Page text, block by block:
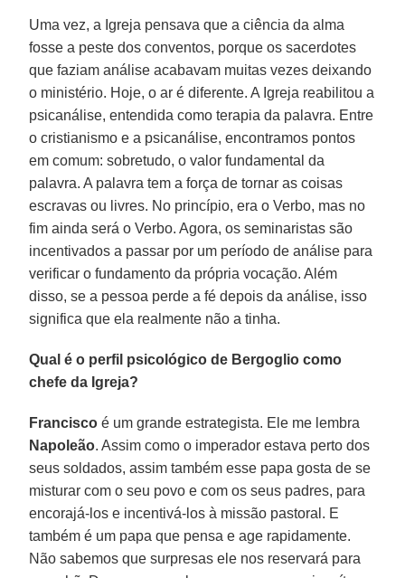
Uma vez, a Igreja pensava que a ciência da alma
fosse a peste dos conventos, porque os sacerdotes
que faziam análise acabavam muitas vezes deixando
o ministério. Hoje, o ar é diferente. A Igreja reabilitou a
psicanálise, entendida como terapia da palavra. Entre
o cristianismo e a psicanálise, encontramos pontos
em comum: sobretudo, o valor fundamental da
palavra. A palavra tem a força de tornar as coisas
escravas ou livres. No princípio, era o Verbo, mas no
fim ainda será o Verbo. Agora, os seminaristas são
incentivados a passar por um período de análise para
verificar o fundamento da própria vocação. Além
disso, se a pessoa perde a fé depois da análise, isso
significa que ela realmente não a tinha.
Qual é o perfil psicológico de Bergoglio como
chefe da Igreja?
Francisco é um grande estrategista. Ele me lembra
Napoleão. Assim como o imperador estava perto dos
seus soldados, assim também esse papa gosta de se
misturar com o seu povo e com os seus padres, para
encorajá-los e incentivá-los à missão pastoral. E
também é um papa que pensa e age rapidamente.
Não sabemos que surpresas ele nos reservará para